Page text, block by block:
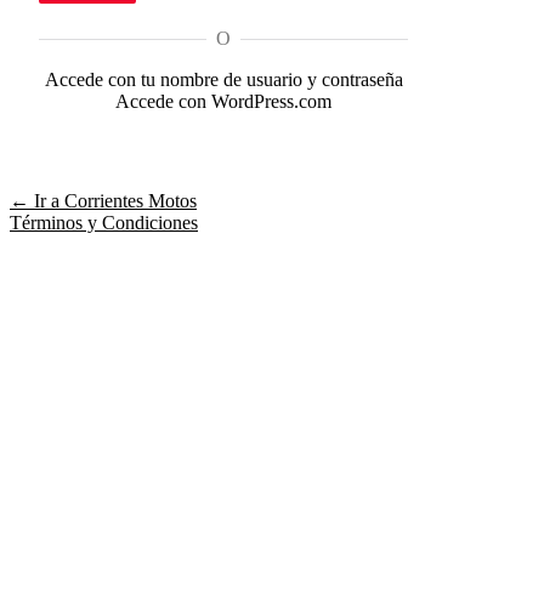
O
Accede con tu nombre de usuario y contraseña
Accede con WordPress.com
← Ir a Corrientes Motos
Términos y Condiciones